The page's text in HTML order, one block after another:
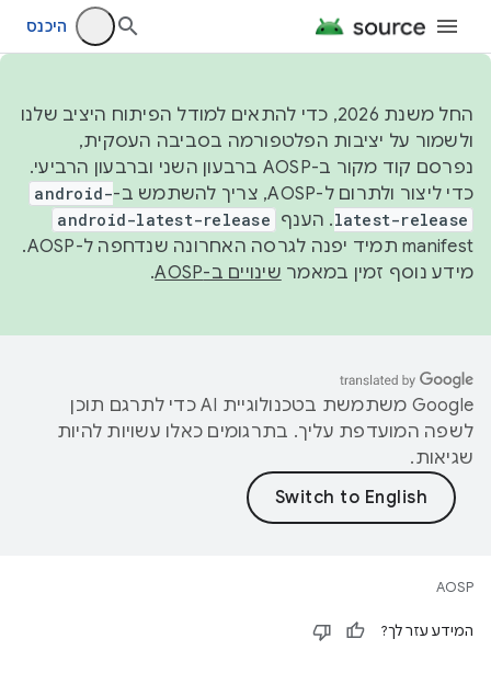
היכנס
החל משנת 2026, כדי להתאים למודל הפיתוח היציב שלנו
ולשמור על יציבות הפלטפורמה בסביבה העסקית,
נפרסם קוד מקור ב-AOSP ברבעון השני וברבעון הרביעי.
כדי ליצור ולתרום ל-AOSP, צריך להשתמש ב-
android-
latest-release. הענף android-latest-release
manifest תמיד יפנה לגרסה האחרונה שנדחפה ל-AOSP.
מידע נוסף זמין במאמר שינויים ב-AOSP .
‫Google משתמשת בטכנולוגיית AI כדי לתרגם תוכן
לשפה המועדפת עליך. בתרגומים כאלו עשויות להיות
שגיאות.
AOSP
המידע עזר לך?